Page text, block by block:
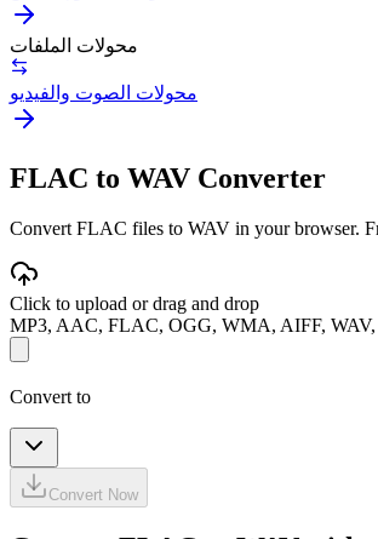
محولات الملفات
محولات الصوت والفيديو
FLAC to WAV Converter
Convert FLAC files to WAV in your browser.
Click to upload or drag and drop
MP3, AAC, FLAC, OGG, WMA, AIFF,
Convert to
Convert Now